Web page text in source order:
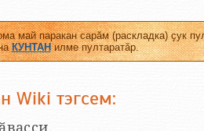
май паракан сарӑм (раскладка) ҫук
КУНТАНилме пултаратӑр.
Wiki тэгсем: